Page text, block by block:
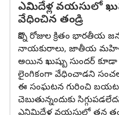
ఎనిమిదేళ్ల వయసులో
వేధించిన తండ్రి
కొన్ని రోజుల క్రితం భారతీయ
నాయకురాలు, జాతీయ
అయిన ఖుష్బు సుందర్
లైంగికంగా వేధించాడని
ఈ సంఘటన గురించి
చెబుతున్నందుకు